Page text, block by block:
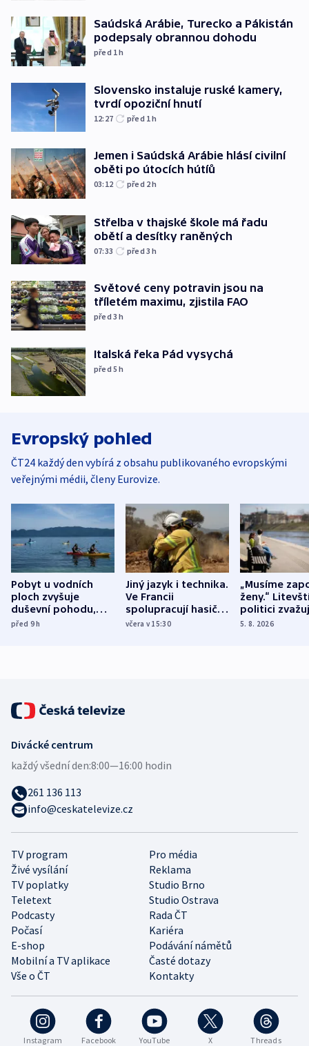
Saúdská Arábie, Turecko a Pákistán
podepsaly obrannou dohodu
před 1h
Slovensko instaluje ruské kamery,
tvrdí opoziční hnutí
12:27 před 1h
Jemen i Saúdská Arábie hlásí civilní
oběti po útocích hútíů
03:12 před 2h
Střelba v thajské škole má řadu
obětí a desítky raněných
07:33 před 3h
Světové ceny potravin jsou na
tříletém maximu, zjistila FAO
před 3h
Italská řeka Pád vysychá
před 5h
Evropský pohled
ČT24 každý den vybírá z obsahu publikovaného evropskými
veřejnými médii, členy Eurovize.
Pobyt u vodních
ploch zvyšuje
duševní pohodu,
ukázala
před 9h
Jiný jazyk i technika.
Ve Francii
spolupracují hasiči z
různých zemí
včera v 15:30
„Musíme
ženy.“
politici
dohodu o
5. 8. 2026
Instagram Facebook YouTube X Threads
TV program
Pro média
Živé vysílání
Reklama
TV poplatky
Studio Brno
Teletext
Studio Ostrava
Podcasty
Rada ČT
Počasí
Kariéra
E-shop
Podávání námětů
Mobilní a TV aplikace
Časté dotazy
Vše o ČT
Kontakty
Divácké centrum
každý všední den:8:00—16:00 hodin
261 136 113
info@ceskatelevize.cz